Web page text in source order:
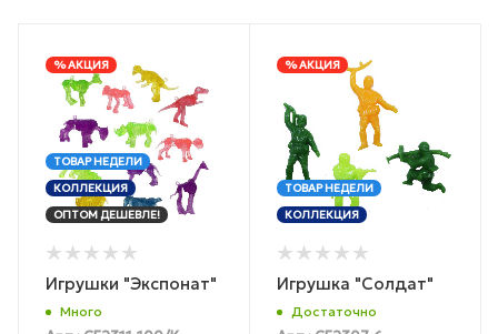
% АКЦИЯ
ТОВАР НЕДЕЛИ
КОЛЛЕКЦИЯ
ОПТОМ ДЕШЕВЛЕ!
Игрушки "Экспонат"
Много
% АКЦИЯ
ТОВАР НЕДЕЛИ
КОЛЛЕКЦИЯ
Игрушка "Солдат"
Достаточно